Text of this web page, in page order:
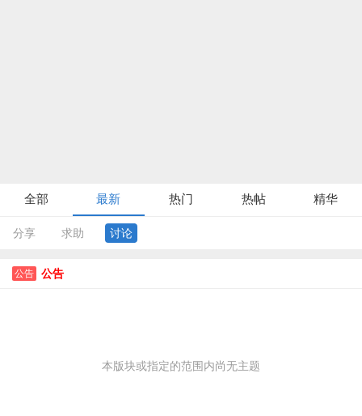
全部 最新 热门 热帖 精华
分享 求助 讨论
公告 公告
本版块或指定的范围内尚无主题